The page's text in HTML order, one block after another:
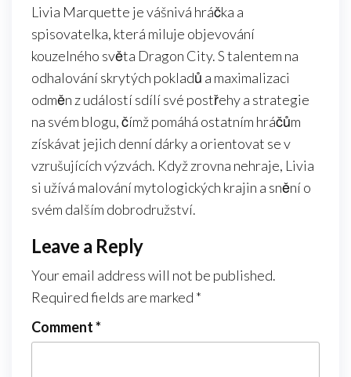
Livia Marquette je vášnivá hráčka a
spisovatelka, která miluje objevování
kouzelného světa Dragon City. S talentem na
odhalování skrytých pokladů a maximalizaci
odměn z událostí sdílí své postřehy a strategie
na svém blogu, čímž pomáhá ostatním hráčům
získávat jejich denní dárky a orientovat se v
vzrušujících výzvách. Když zrovna nehraje, Livia
si užívá malování mytologických krajin a snění o
svém dalším dobrodružství.
Leave a Reply
Your email address will not be published.
Required fields are marked *
Comment*